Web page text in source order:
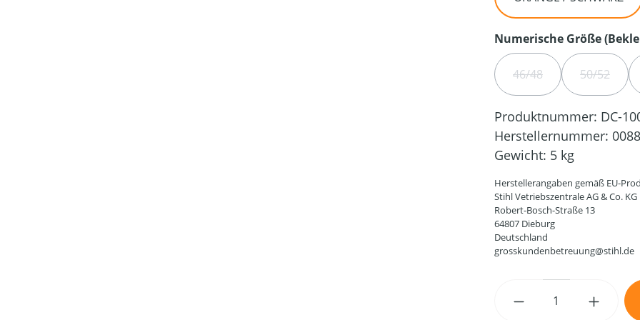
Numerische Größe
46/48(DIESE OPTION IST
50/52(DIESE
Produktnummer: DC-
Herstellernummer:
Gewicht: 5 kg
Herstellerangaben gemäß EU-
Stihl Vetriebszentrale AG & Co. KG
Robert-Bosch-Straße 13
64807 Dieburg
Deutschland
grosskundenbetreuung@stihl.de
Produkt Anzahl: